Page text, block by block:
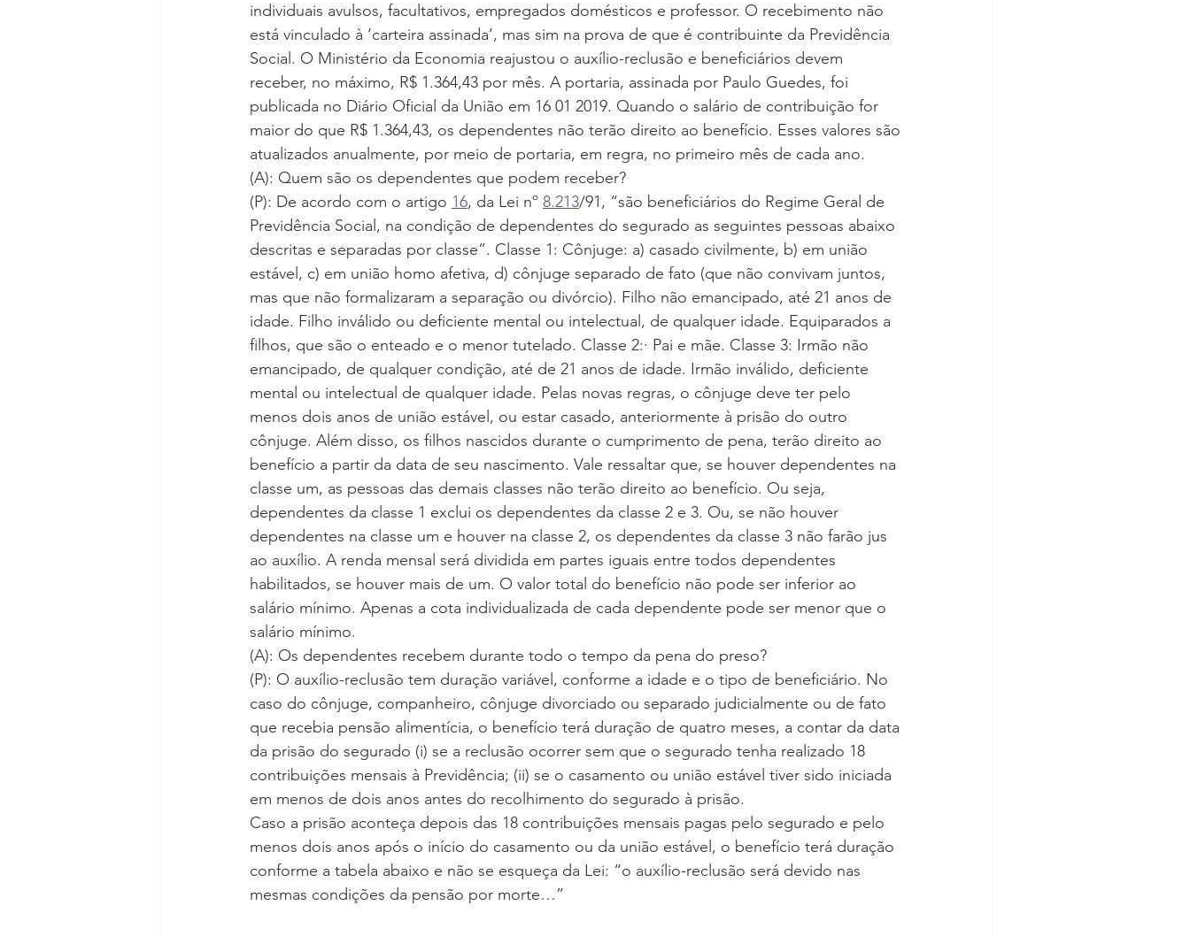
individuais avulsos, facultativos, empregados domésticos e professor. O recebimento não
está vinculado à ‘carteira assinada’, mas sim na prova de que é contribuinte da Previdência
Social. O Ministério da Economia reajustou o auxílio-reclusão e beneficiários devem
receber, no máximo, R$ 1.364,43 por mês. A portaria, assinada por Paulo Guedes, foi
publicada no Diário Oficial da União em 16 01 2019. Quando o salário de contribuição for
maior do que R$ 1.364,43, os dependentes não terão direito ao benefício. Esses valores são
atualizados anualmente, por meio de portaria, em regra, no primeiro mês de cada ano.
(A): Quem são os dependentes que podem receber?
(P): De acordo com o artigo 16, da Lei nº 8.213/91, “são beneficiários do Regime Geral de
Previdência Social, na condição de dependentes do segurado as seguintes pessoas abaixo
descritas e separadas por classe”. Classe 1: Cônjuge: a) casado civilmente, b) em união
estável, c) em união homo afetiva, d) cônjuge separado de fato (que não convivam juntos,
mas que não formalizaram a separação ou divórcio). Filho não emancipado, até 21 anos de
idade. Filho inválido ou deficiente mental ou intelectual, de qualquer idade. Equiparados a
filhos, que são o enteado e o menor tutelado. Classe 2:· Pai e mãe. Classe 3: Irmão não
emancipado, de qualquer condição, até de 21 anos de idade. Irmão inválido, deficiente
mental ou intelectual de qualquer idade. Pelas novas regras, o cônjuge deve ter pelo
menos dois anos de união estável, ou estar casado, anteriormente à prisão do outro
cônjuge. Além disso, os filhos nascidos durante o cumprimento de pena, terão direito ao
benefício a partir da data de seu nascimento. Vale ressaltar que, se houver dependentes na
classe um, as pessoas das demais classes não terão direito ao benefício. Ou seja,
dependentes da classe 1 exclui os dependentes da classe 2 e 3. Ou, se não houver
dependentes na classe um e houver na classe 2, os dependentes da classe 3 não farão jus
ao auxílio. A renda mensal será dividida em partes iguais entre todos dependentes
habilitados, se houver mais de um. O valor total do benefício não pode ser inferior ao
salário mínimo. Apenas a cota individualizada de cada dependente pode ser menor que o
salário mínimo.
(A): Os dependentes recebem durante todo o tempo da pena do preso?
(P): O auxílio-reclusão tem duração variável, conforme a idade e o tipo de beneficiário. No
caso do cônjuge, companheiro, cônjuge divorciado ou separado judicialmente ou de fato
que recebia pensão alimentícia, o benefício terá duração de quatro meses, a contar da data
da prisão do segurado (i) se a reclusão ocorrer sem que o segurado tenha realizado 18
contribuições mensais à Previdência; (ii) se o casamento ou união estável tiver sido iniciada
em menos de dois anos antes do recolhimento do segurado à prisão.
Caso a prisão aconteça depois das 18 contribuições mensais pagas pelo segurado e pelo
menos dois anos após o início do casamento ou da união estável, o benefício terá duração
conforme a tabela abaixo e não se esqueça da Lei: “o auxílio-reclusão será devido nas
mesmas condições da pensão por morte…”